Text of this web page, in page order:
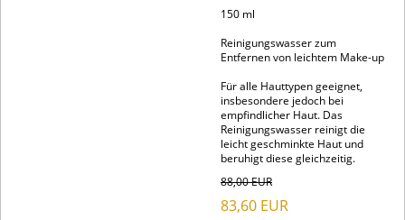
150 ml
Reinigungswasser zum
Entfernen von leichtem Make-up
Für alle Hauttypen geeignet,
insbesondere jedoch bei
empfindlicher Haut. Das
Reinigungswasser reinigt die
leicht geschminkte Haut und
beruhigt diese gleichzeitig.
88,00EUR
83,60 EUR